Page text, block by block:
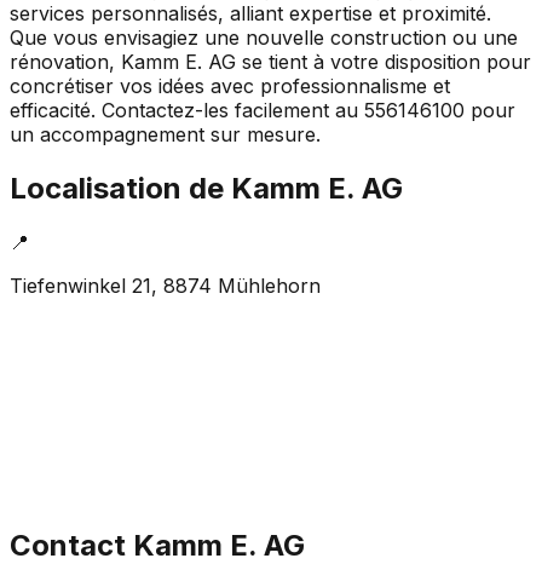
services personnalisés, alliant expertise et proximité.
Que vous envisagiez une nouvelle construction ou une
rénovation, Kamm E. AG se tient à votre disposition pour
concrétiser vos idées avec professionnalisme et
efficacité. Contactez-les facilement au 556146100 pour
un accompagnement sur mesure.
Localisation de Kamm E. AG
📍
Tiefenwinkel 21, 8874 Mühlehorn
Contact Kamm E. AG